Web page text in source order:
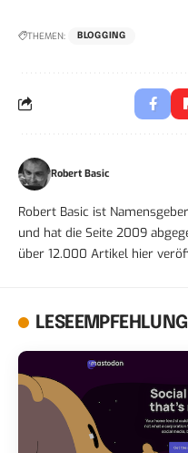
THEMEN: BLOGGING
Robert Basic
Robert Basic ist
und hat die Seite 2009
über 12.000 Artikel hier